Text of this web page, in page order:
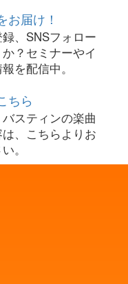
お届け！
、SNSフォロー
？セミナーやイ
を配信中。
ちら
スティンの楽曲
、こちらよりお
。